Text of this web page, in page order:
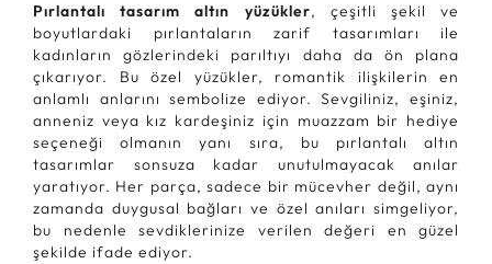
Pırlantalı tasarım altın yüzükler, çeşitli şekil ve
boyutlardaki pırlantaların zarif tasarımları ile
kadınların gözlerindeki parıltıyı daha da ön plana
çıkarıyor. Bu özel yüzükler, romantik ilişkilerin en
anlamlı anlarını sembolize ediyor. Sevgiliniz, eşiniz,
anneniz veya kız kardeşiniz için muazzam bir hediye
seçeneği olmanın yanı sıra, bu pırlantalı altın
tasarımlar sonsuza kadar unutulmayacak anılar
yaratıyor. Her parça, sadece bir mücevher değil, aynı
zamanda duygusal bağları ve özel anıları simgeliyor,
bu nedenle sevdiklerinize verilen değeri en güzel
şekilde ifade ediyor.